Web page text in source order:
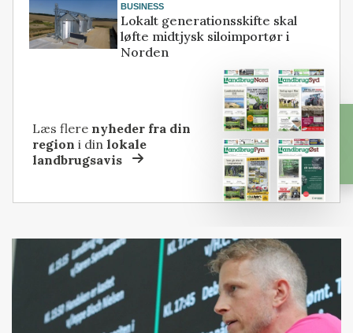
BUSINESS
Lokalt generationsskifte skal
løfte midtjysk siloimportør i
Norden
Læs flere nyheder fra din
region i dinlokale
landbrugsavis